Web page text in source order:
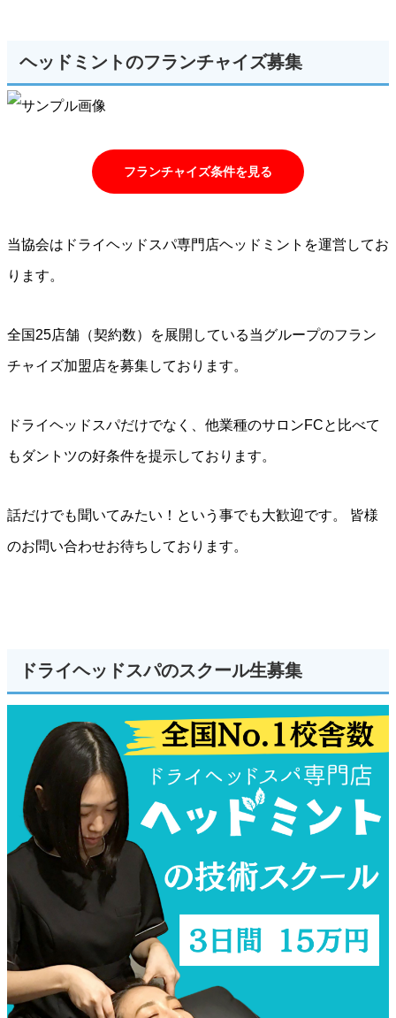
ヘッドミントのフランチャイズ募集
フランチャイズ条件を見る
当協会はドライヘッドスパ専門店ヘッドミントを運営してお
ります。
全国25店舗（契約数）を展開している当グループのフラン
チャイズ加盟店を募集しております。
ドライヘッドスパだけでなく、他業種のサロンFCと比べて
もダントツの好条件を提示しております。
話だけでも聞いてみたい！という事でも大歓迎です。 皆様
のお問い合わせお待ちしております。
ドライヘッドスパのスクール生募集